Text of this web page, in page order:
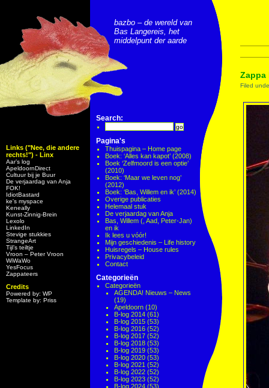
Links ("Nee, die andere
rechts!") - Linx
Aar’s log
ApeldoornDirect
Cultuur bij je Buur
De verjaardag van Anja
FOK!
IdiotBastard
ke's myspace
Keneally
Kunst-Zinnig-Brein
Lexolo
LinkedIn
Stevige stukkies
StrangeArt
Tijl’s teiltje
Vroon – Peter Vroon
WiWaWo
YesFocus
Zappateers
Credits
Powered by: WP
Template by: Priss
bazbo – de wereld van
Bas Langereis, het
middelpunt der aarde
Search:
Pagina's
Thuispagina – Home page
Boek: ‘Alles kan kapot’ (2008)
Boek ‘Zelfmoord is een optie’
(2010)
Boek: ‘Maar we leven nog’
(2012)
Boek: ‘Bas, Willem en ik’ (2014)
Overige publicaties
Helemaal stuk
De verjaardag van Anja
Bas, Willem (, Aad, Peter-Jan)
en ik
Ik lees u vóór!
Mijn geschiedenis – Life history
Huisregels – House rules
Privacybeleid
Contact
Categorieën
Categorieën
AGENDA! Nieuws – News
(19)
Apeldoorn (10)
B-log 2014 (61)
B-log 2015 (53)
B-log 2016 (52)
B-log 2017 (52)
B-log 2018 (53)
B-log 2019 (53)
B-log 2020 (53)
B-log 2021 (52)
B-log 2022 (52)
B-log 2023 (52)
B-log 2024 (53)
Zappa
Filed